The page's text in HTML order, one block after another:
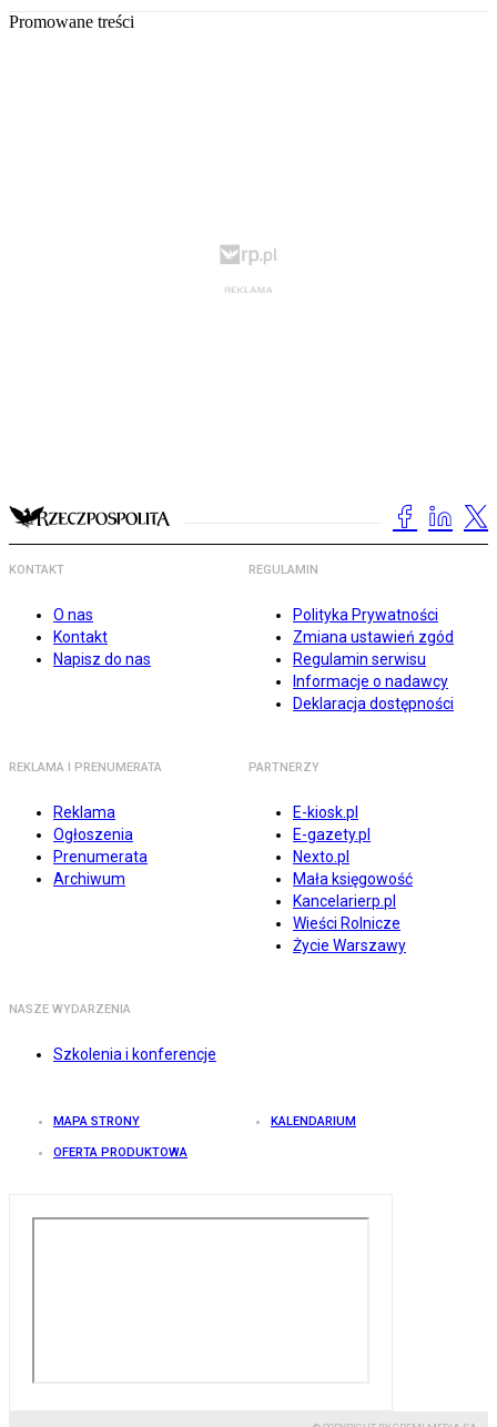
Promowane treści
KONTAKT
O nas
Kontakt
Napisz do nas
REGULAMIN
Polityka Prywatności
Zmiana ustawień zgód
Regulamin serwisu
Informacje o nadawcy
Deklaracja dostępności
REKLAMA I PRENUMERATA
Reklama
Ogłoszenia
Prenumerata
Archiwum
PARTNERZY
E-kiosk.pl
E-gazety.pl
Nexto.pl
Mała księgowość
Kancelarierp.pl
Wieści Rolnicze
Życie Warszawy
NASZE WYDARZENIA
Szkolenia i konferencje
MAPA STRONY KALENDARIUM
OFERTA PRODUKTOWA